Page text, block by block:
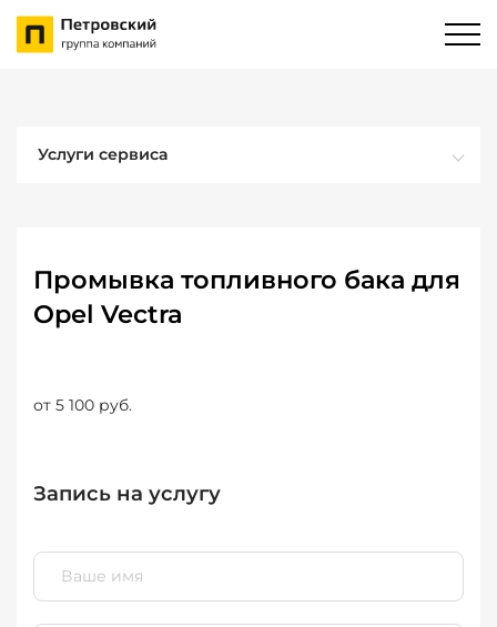
Услуги сервиса
Промывка топливного бака для
Opel Vectra
от 5 100 руб.
Запись на услугу